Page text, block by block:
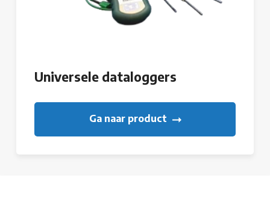
Universele dataloggers
Ga naar product